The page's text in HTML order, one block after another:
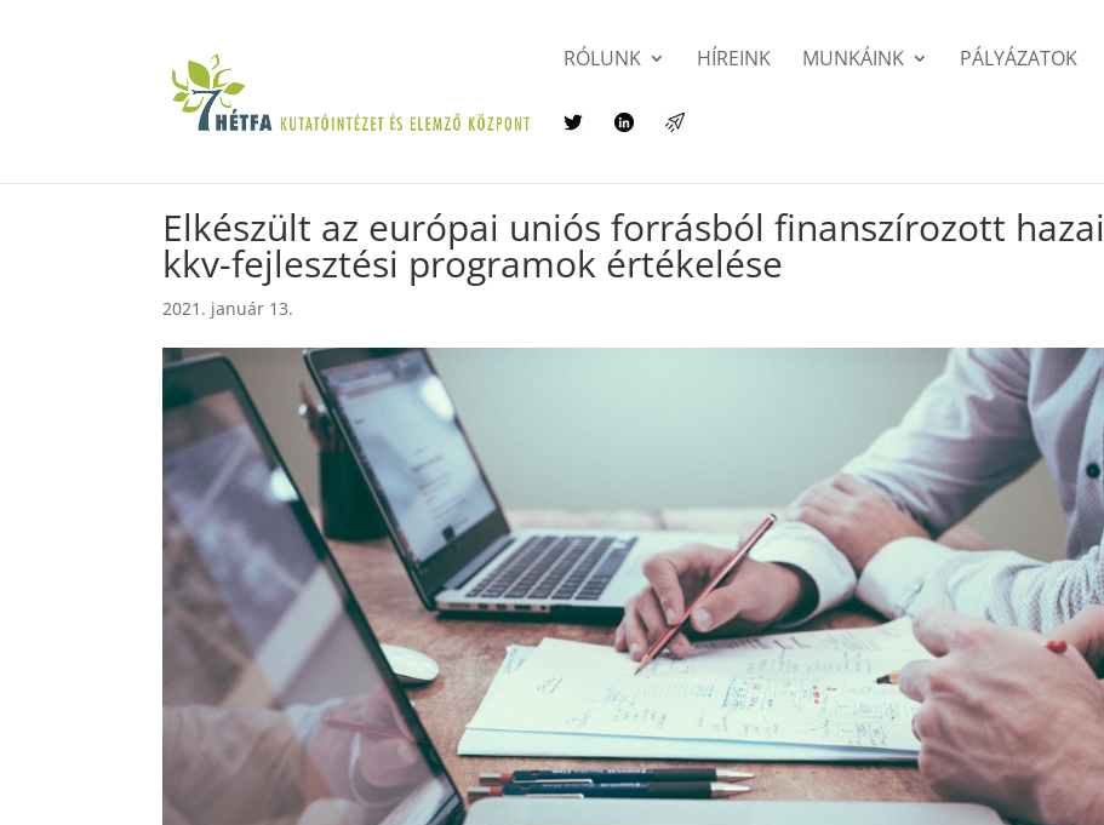
RÓLUNK HÍREINK MUNKÁINK PÁLYÁZATOK
Elkészült az európai uniós forrásból finanszírozott hazai
kkv-fejlesztési programok értékelése
2021. január 13.